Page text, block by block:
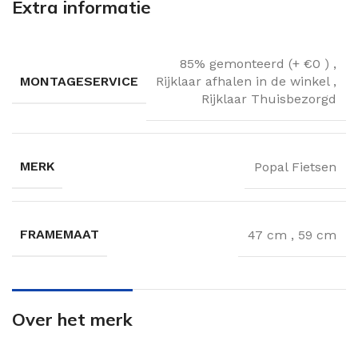
Extra informatie
MONTAGESERVICE
85% gemonteerd (+ €0 ) ,
Rijklaar afhalen in de winkel ,
Rijklaar Thuisbezorgd
MERK Popal Fietsen
FRAMEMAAT 47 cm , 59 cm
Over het merk